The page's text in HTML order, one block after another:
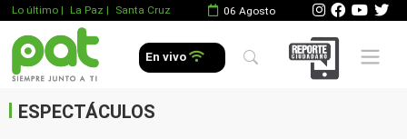
Lo último | La Paz | Santa Cruz 06 Agosto
En vivo Mobile
ESPECTÁCULOS
.